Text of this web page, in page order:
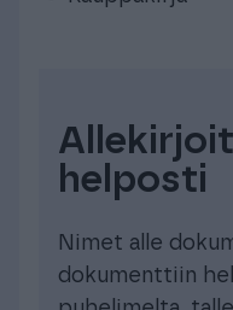
helposti
Nimet alle
dokumenttiin